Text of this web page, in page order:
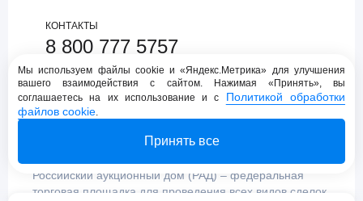
КОНТАКТЫ
8 800 777 5757
support@lot-online.ru
Техническая поддержка
Российский аукционный дом (РАД) – федеральная
торговая площадка для проведения всех видов сделок
Мы используем файлы cookie и «Яндекс.Метрика» для улучшения
вашего взаимодействия с сайтом. Нажимая «Принять», вы
соглашаетесь на их использование и с Политикой обработки
файлов cookie.
Принять все